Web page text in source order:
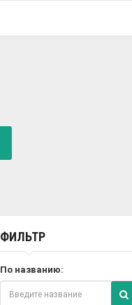
ФИЛЬТР
По названию: